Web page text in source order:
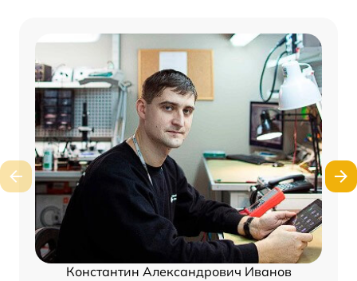
Константин Александрович Иванов